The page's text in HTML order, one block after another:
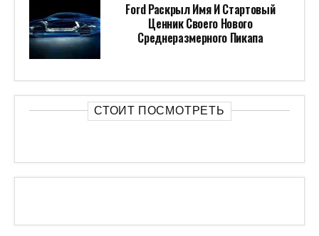
Ford Раскрыл Имя И Стартовый
Ценник Своего Нового
Среднеразмерного Пикапа
СТОИТ ПОСМОТРЕТЬ